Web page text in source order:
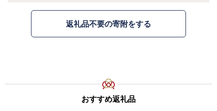
返礼品不要の寄附をする
おすすめ返礼品